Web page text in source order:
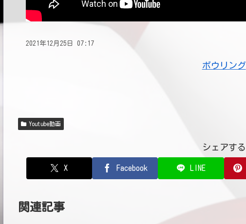
2021年12月25日 07:17
ボウリング
Youtube動画
シェアする
X Facebook LINE
関連記事